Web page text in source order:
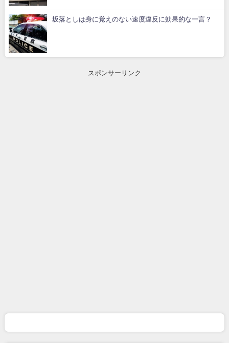
坂落としは身に覚えのない速度違反に効果的な一言？
スポンサーリンク